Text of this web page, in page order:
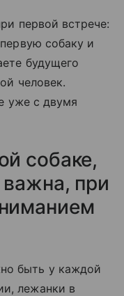
первой встрече:
собаку и
будущего
человек.
уже с двумя
собаке,
важна, при
быть у каждой
лежанки в